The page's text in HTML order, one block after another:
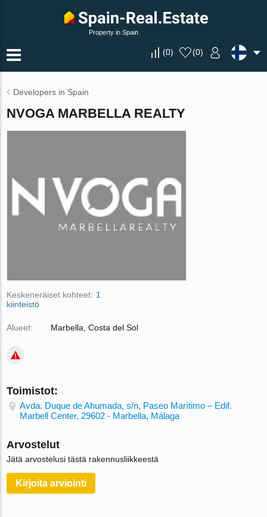
Property in Spain
(0) (0)
Developers in Spain
NVOGA MARBELLA REALTY
Keskeneräiset kohteet: 1
kiinteistö
Alueet: Marbella, Costa del Sol
Toimistot:
Avda. Duque de Ahumada, s/n, Paseo Marítimo – Edif.
Marbell Center, 29602 - Marbella, Málaga
Arvostelut
Jätä arvostelusi tästä rakennusliikkeestä
Kirjoita arviointi